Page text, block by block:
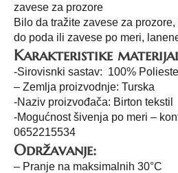
zavese za prozore
Bilo da tražite zavese za
do poda ili zavese po meri,
Karakteristike
-Sirovisnki sastav: 100%
– Zemlja proizvodnje: Turska
-Naziv proizvođača: Birton tekstil
-Mogućnost šivenja po meri –
0652215534
Održavanje:
– Pranje na maksimalnih 30°C